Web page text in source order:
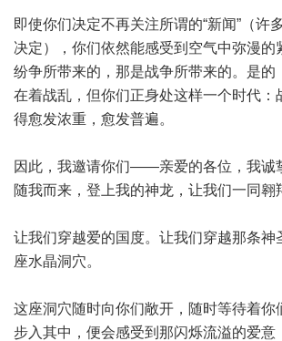
即使你们决定不再关注所谓的“新闻”（许
决定），你们依然能感受到空气中弥漫
纷争所带来的，那是战争所带来的。是的
在着战乱，但你们正身处这样一个时代：
得愈发浓重，愈发普遍。
因此，我邀请你们——亲爱的各位，我
随我而来，登上我的神龙，让我们一同翱
让我们穿越爱的国度。让我们穿越那条神
座水晶洞穴。
这座洞穴随时向你们敞开，随时等待着你
步入其中，便会感受到那闪烁流溢的爱意